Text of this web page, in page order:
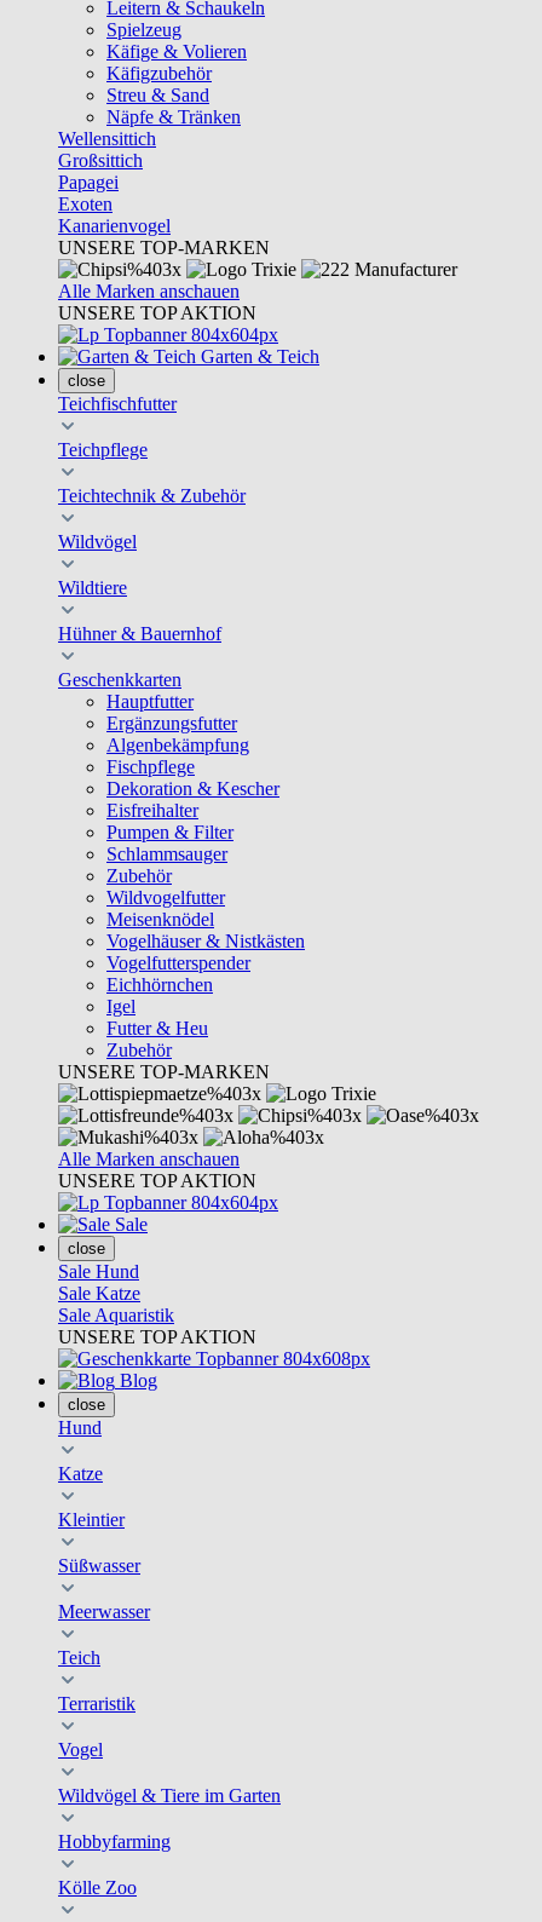
Leitern & Schaukeln
Spielzeug
Käfige & Volieren
Käfigzubehör
Streu & Sand
Näpfe & Tränken
Wellensittich
Großsittich
Papagei
Exoten
Kanarienvogel
UNSERE TOP-MARKEN
Alle Marken anschauen
UNSERE TOP AKTION
Garten & Teich
close
Teichfischfutter
Teichpflege
Teichtechnik & Zubehör
Wildvögel
Wildtiere
Hühner & Bauernhof
Geschenkkarten
Hauptfutter
Ergänzungsfutter
Algenbekämpfung
Fischpflege
Dekoration & Kescher
Eisfreihalter
Pumpen & Filter
Schlammsauger
Zubehör
Wildvogelfutter
Meisenknödel
Vogelhäuser & Nistkästen
Vogelfutterspender
Eichhörnchen
Igel
Futter & Heu
Zubehör
UNSERE TOP-MARKEN
Alle Marken anschauen
UNSERE TOP AKTION
Sale
close
Sale Hund
Sale Katze
Sale Aquaristik
UNSERE TOP AKTION
Blog
close
Hund
Katze
Kleintier
Süßwasser
Meerwasser
Teich
Terraristik
Vogel
Wildvögel & Tiere im Garten
Hobbyfarming
Kölle Zoo